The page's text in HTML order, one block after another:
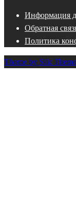
Информация
Обратная
Политика
Theme by Silk